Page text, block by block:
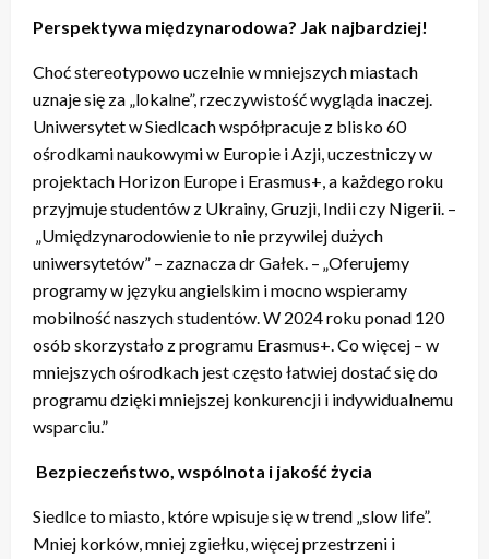
Perspektywa międzynarodowa? Jak najbardziej!
Choć stereotypowo uczelnie w mniejszych miastach
uznaje się za „lokalne”, rzeczywistość wygląda inaczej.
Uniwersytet w Siedlcach współpracuje z blisko 60
ośrodkami naukowymi w Europie i Azji, uczestniczy w
projektach Horizon Europe i Erasmus+, a każdego roku
przyjmuje studentów z Ukrainy, Gruzji, Indii czy Nigerii. –
„Umiędzynarodowienie to nie przywilej dużych
uniwersytetów” – zaznacza dr Gałek. – „Oferujemy
programy w języku angielskim i mocno wspieramy
mobilność naszych studentów. W 2024 roku ponad 120
osób skorzystało z programu Erasmus+. Co więcej – w
mniejszych ośrodkach jest często łatwiej dostać się do
programu dzięki mniejszej konkurencji i indywidualnemu
wsparciu.”
Bezpieczeństwo, wspólnota i jakość życia
Siedlce to miasto, które wpisuje się w trend „slow life”.
Mniej korków, mniej zgiełku, więcej przestrzeni i